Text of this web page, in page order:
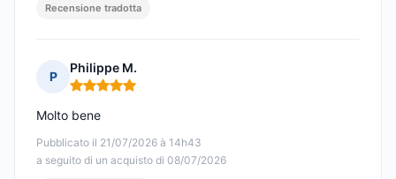
Recensione tradotta
P
Philippe M.
Nota: 5 su 5
Pubblicato il 21/07/2026 à 14h43
a seguito di un acquisto di 08/07/2026
Molto bene